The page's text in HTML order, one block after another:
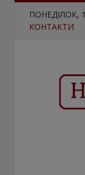
ПОНЕДІЛОК,
КОНТАКТИ